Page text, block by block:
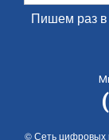
Пишем раз в
© Сеть цифровых